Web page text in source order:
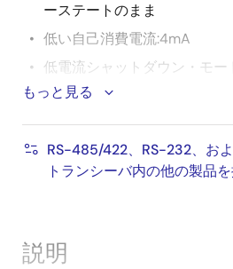
ーステートのまま
低い自己消費電流:4mA
低電流シャットダウン・モー
-7V〜+12Vのコモンモード入
スリーステートRxおよびTx出
+5V単一電源で動作(許容誤差
ドライバ過負荷保護のための
もっと見る
RS-485/422、RS-232、お
トランシーバ内の他の製品
説明